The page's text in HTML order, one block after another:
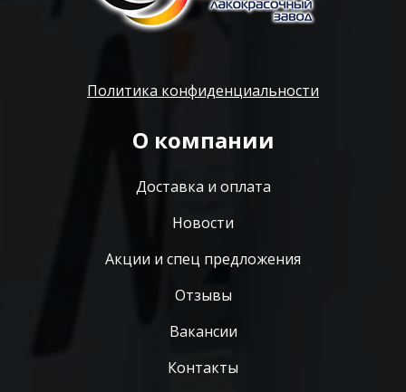
Политика конфиденциальности
О компании
Доставка и оплата
Новости
Акции и спец предложения
Отзывы
Вакансии
Контакты